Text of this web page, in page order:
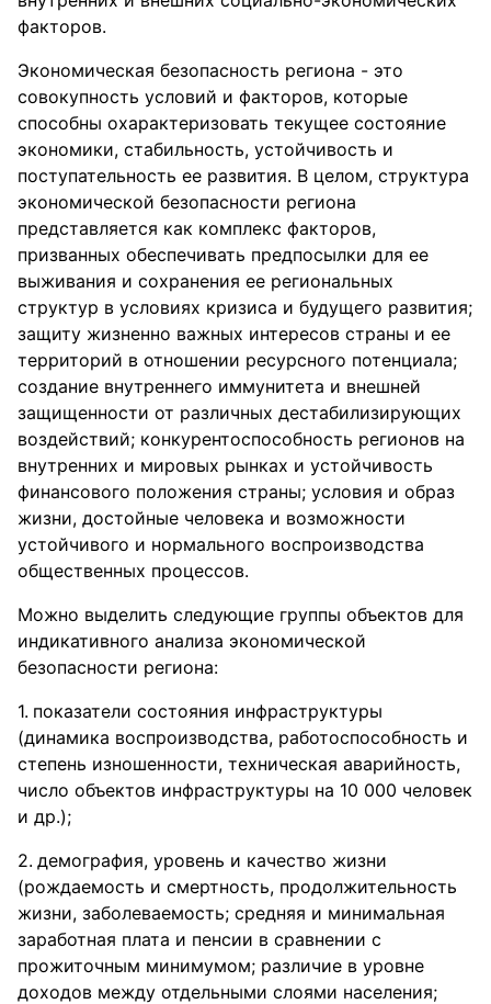
факторов.
Экономическая безопасность региона - это
совокупность условий и факторов, которые
способны охарактеризовать текущее состояние
экономики, стабильность, устойчивость и
поступательность ее развития. В целом, структура
экономической безопасности региона
представляется как комплекс факторов,
призванных обеспечивать предпосылки для ее
выживания и сохранения ее региональных
структур в условиях кризиса и будущего развития;
защиту жизненно важных интересов страны и ее
территорий в отношении ресурсного потенциала;
создание внутреннего иммунитета и внешней
защищенности от различных дестабилизирующих
воздействий; конкурентоспособность регионов на
внутренних и мировых рынках и устойчивость
финансового положения страны; условия и образ
жизни, достойные человека и возможности
устойчивого и нормального воспроизводства
общественных процессов.
Можно выделить следующие группы объектов для
индикативного анализа экономической
безопасности региона:
показатели состояния инфраструктуры
(динамика воспроизводства, работоспособность и
степень изношенности, техническая аварийность,
число объектов инфраструктуры на 10 000 человек
и др.);
демография, уровень и качество жизни
(рождаемость и смертность, продолжительность
жизни, заболеваемость; средняя и минимальная
заработная плата и пенсии в сравнении с
прожиточным минимумом; различие в уровне
доходов между отдельными слоями населения;